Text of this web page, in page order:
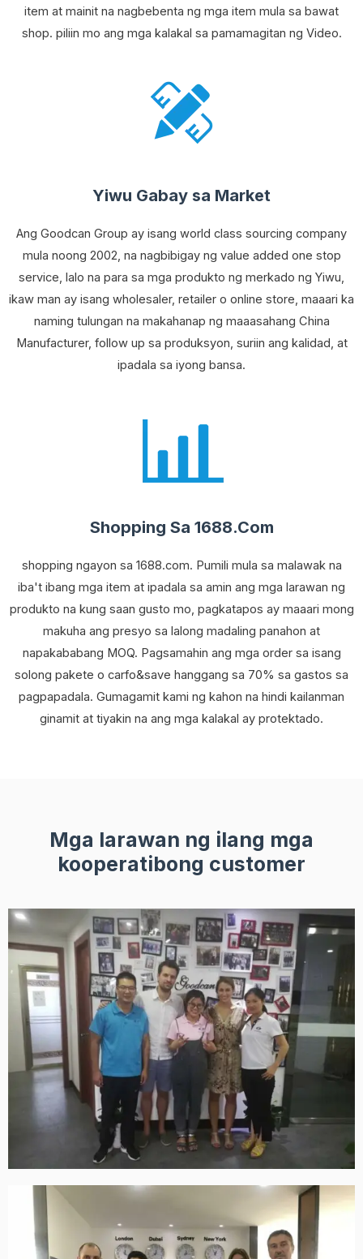
item at mainit na nagbebenta ng mga item mula sa bawat
shop. piliin mo ang mga kalakal sa pamamagitan ng Video.
Yiwu Gabay sa Market
Ang Goodcan Group ay isang world class sourcing company
mula noong 2002, na nagbibigay ng value added one stop
service, lalo na para sa mga produkto ng merkado ng Yiwu,
ikaw man ay isang wholesaler, retailer o online store, maaari ka
naming tulungan na makahanap ng maaasahang China
Manufacturer, follow up sa produksyon, suriin ang kalidad, at
ipadala sa iyong bansa.
Shopping Sa 1688.Com
shopping ngayon sa 1688.com. Pumili mula sa malawak na
iba't ibang mga item at ipadala sa amin ang mga larawan ng
produkto na kung saan gusto mo, pagkatapos ay maaari mong
makuha ang presyo sa lalong madaling panahon at
napakababang MOQ. Pagsamahin ang mga order sa isang
solong pakete o carfo&save hanggang sa 70% sa gastos sa
pagpapadala. Gumagamit kami ng kahon na hindi kailanman
ginamit at tiyakin na ang mga kalakal ay protektado.
Mga larawan ng ilang mga
kooperatibong customer